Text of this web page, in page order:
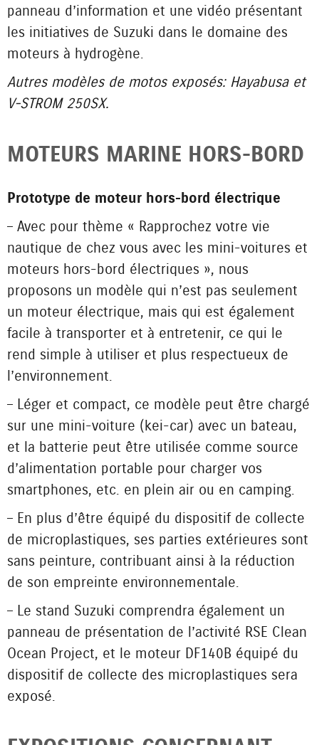
panneau d’information et une vidéo présentant
les initiatives de Suzuki dans le domaine des
moteurs à hydrogène.
Autres modèles de motos exposés : Hayabusa et
V-STROM 250SX.
MOTEURS MARINE HORS-BORD
Prototype de moteur hors-bord électrique
– Avec pour thème « Rapprochez votre vie
nautique de chez vous avec les mini-voitures et
moteurs hors-bord électriques », nous
proposons un modèle qui n’est pas seulement
un moteur électrique, mais qui est également
facile à transporter et à entretenir, ce qui le
rend simple à utiliser et plus respectueux de
l’environnement.
– Léger et compact, ce modèle peut être chargé
sur une mini-voiture (kei-car) avec un bateau,
et la batterie peut être utilisée comme source
d’alimentation portable pour charger vos
smartphones, etc. en plein air ou en camping.
– En plus d’être équipé du dispositif de collecte
de microplastiques, ses parties extérieures sont
sans peinture, contribuant ainsi à la réduction
de son empreinte environnementale.
– Le stand Suzuki comprendra également un
panneau de présentation de l’activité RSE Clean
Ocean Project, et le moteur DF140B équipé du
dispositif de collecte des microplastiques sera
exposé.